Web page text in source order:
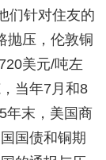
们针对住友的
抛压，伦敦铜
美元/吨左
当年7月和8
年末，美国商
国债和铜期